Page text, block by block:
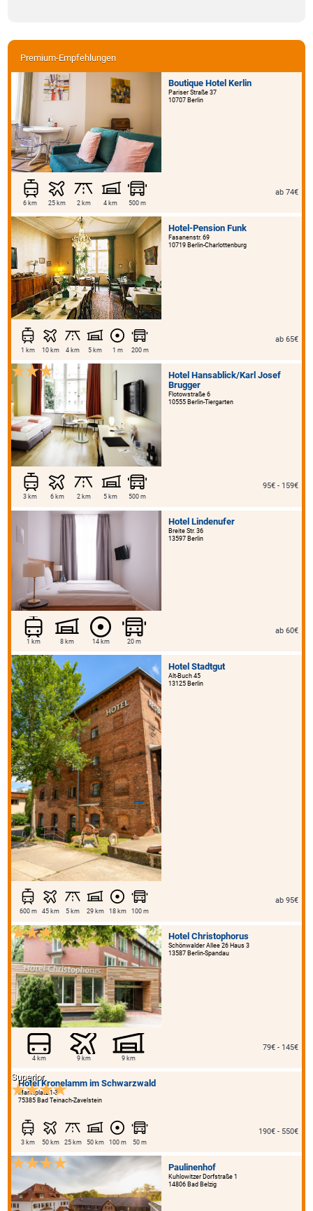
Premium-Empfehlungen
Boutique Hotel Kerlin
Pariser Straße 37
10707 Berlin
6 km 25 km 2 km 4 km 500 m
ab 74€
Hotel-Pension Funk
Fasanenstr. 69
10719 Berlin-Charlottenburg
1 km 10 km 4 km 5 km 1 m 200 m
ab 65€
Hotel Hansablick/Karl Josef
Brugger
Flotowstraße 6
10555 Berlin-Tiergarten
3 km 6 km 2 km 5 km 500 m
95€ - 159€
Hotel Lindenufer
Breite Str. 36
13597 Berlin
1 km 8 km 14 km 20 m
ab 60€
Hotel Stadtgut
Alt-Buch 45
13125 Berlin
600 m 45 km 5 km 29 km 18 km 100 m
ab 95€
Hotel Christophorus
Schönwalder Allee 26 Haus 3
13587 Berlin-Spandau
4 km 9 km 9 km
79€ - 145€
Superior
3 km 50 km 25 km 100 m 50 m